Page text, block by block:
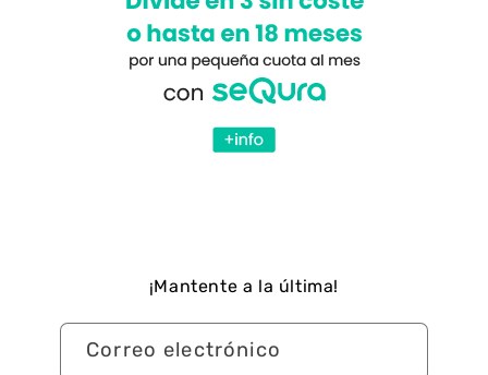
¡Mantente a la última!
Correo electrónico